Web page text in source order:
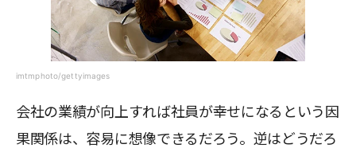
imtmphoto/gettyimages
会社の業績が向上すれば社員が幸せになるという因
果関係は、容易に想像できるだろう。逆はどうだろ